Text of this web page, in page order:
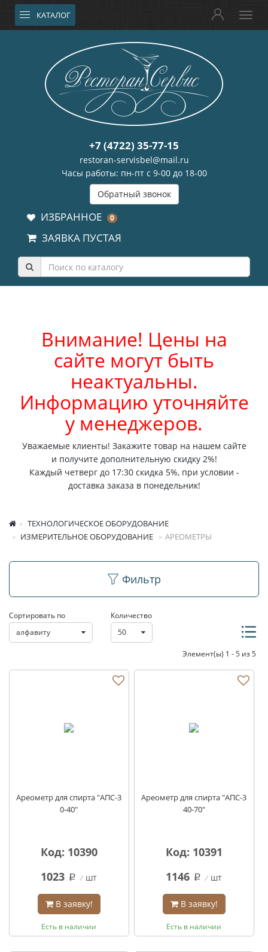
КАТАЛОГ
+7 (4722) 35-77-15
restoran-servisbel@mail.ru
Часы работы: пн-пт с 9-00 до 18-00
Обратный звонок
ИЗБРАННОЕ 0
ЗАЯВКА ПУСТАЯ
Внимание! Цены на
сайте могут быть
неактуальны.
Информацию уточняйте
у менеджеров.
Уважаемые клиенты! Закажите товар на нашем сайте
и получите дополнительную скидку 2%!
Каждый четверг до 17:30 скидка 5%, при условии -
доставка заказа в понедельник!
ТЕХНОЛОГИЧЕСКОЕ ОБОРУДОВАНИЕ
ИЗМЕРИТЕЛЬНОЕ ОБОРУДОВАНИЕ
АРЕОМЕТРЫ
АреометрыФильтр
Сортировать по
алфавиту
Количество
50
Элемент(ы) 1 - 5 из 5
Ареометр для спирта "АПС-3
0-40"
Код: 10390
1023 q шт
В заявку!
Есть в наличии
Ареометр для спирта "АПС-3
40-70"
Код: 10391
1146 q шт
В заявку!
Есть в наличии